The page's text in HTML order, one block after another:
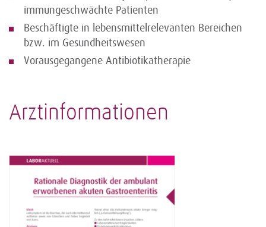
immungeschwächte Patienten
Beschäftigte in lebensmittelrelevanten Bereichen
bzw. im Gesundheitswesen
Vorausgegangene Antibiotikatherapie
Arztinformationen